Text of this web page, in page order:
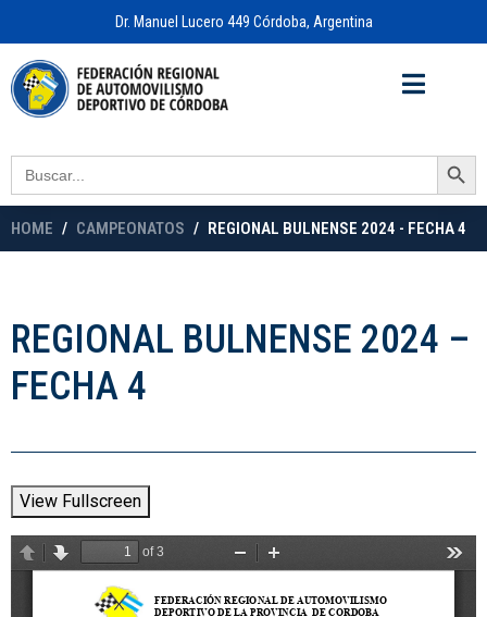
Dr. Manuel Lucero 449 Córdoba, Argentina
Search
for:
Search Button
HOME CAMPEONATOS REGIONAL BULNENSE 2024 - FECHA 4
REGIONAL BULNENSE 2024 –
FECHA 4
View Fullscreen